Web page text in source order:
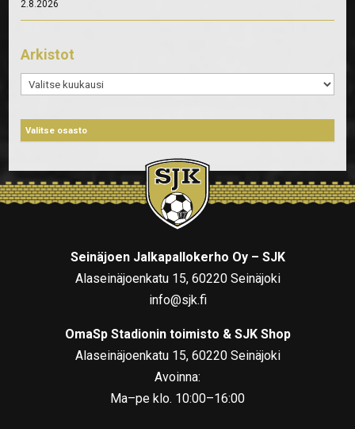
2.8.2026
Arkistot
Arkistot
Seinäjoen Jalkapallokerho Oy – SJK
Alaseinäjoenkatu 15, 60220 Seinäjoki
info@sjk.fi
OmaSp Stadionin toimisto & SJK Shop
Alaseinäjoenkatu 15, 60220 Seinäjoki
Avoinna:
Ma–pe klo. 10:00–16:00